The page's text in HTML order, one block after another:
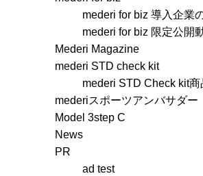
mederi for biz 導入企業
mederi for biz 限定公開
Mederi Magazine
mederi STD check kit
mederi STD Check kit
mederiスポーツアンバサダー
Model 3step C
News
PR
ad test